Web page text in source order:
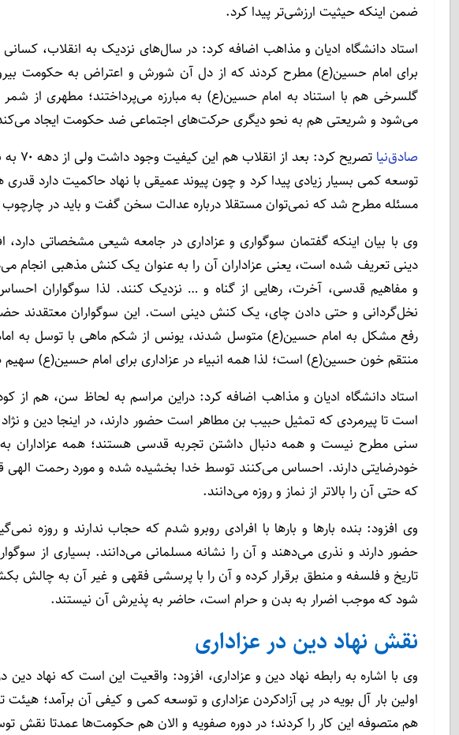
ضمن اینکه حیثیت ارزشی‌تر پیدا کرد.
استاد دانشگاه ادیان و مذاهب اضافه کرد: در سال‌های نزدیک به انقلاب،
برای امام حسین(ع) مطرح کردند که از دل آن شورش و اعتراض به حکومت
گلسرخی هم با استناد به امام حسین(ع) به مبارزه می‌پرداختند؛ مطهری
می‌شود و شریعتی هم به نحو دیگری حرکت‌های اجتماعی ضد حکومت ایجاد
صادق‌نیا
توسعه کمی بسیار زیادی پیدا کرد و چون پیوند عمیقی با نهاد حاکمیت دارد
مسئله مطرح شد که نمی‌توان مستقلا درباره عدالت سخن گفت و باید در
وی با بیان اینکه گفتمان سوگواری و عزاداری در جامعه شیعی مشخصاتی
دینی تعریف شده است، یعنی عزاداران آن را به عنوان یک کنش مذهبی انجام
و مفاهیم قدسی، آخرت، رهایی از گناه و … نزدیک کنند. لذا سوگواران
نخل‌گردانی و حتی دادن چای، یک کنش دینی است. این سوگواران معتقدند
رفع مشکل به امام حسین(ع) متوسل شدند، یونس از شکم ماهی با توسل به
منتقم خون حسین(ع) است؛ لذا همه انبیاء در عزاداری برای امام حسین(ع)
استاد دانشگاه ادیان و مذاهب اضافه کرد: دراین مراسم به لحاظ سن، هم از
است تا پیرمردی که تمثیل حبیب بن مطاهر است حضور دارند، در اینجا دین و
سنی مطرح نیست و همه دنبال داشتن تجربه قدسی هستند؛ همه عزاداران
خودرضایتی دارند. احساس می‌کنند توسط خدا بخشیده شده و مورد رحمت الهی
که حتی آن را بالاتر از نماز و روزه می‌دانند.
وی افزود: بنده بارها و بارها با افرادی روبرو شدم که حجاب ندارند و روزه
حضور دارند و نذری می‌دهند و آن را نشانه مسلمانی می‌دانند. بسیاری از
تاریخ و فلسفه و منطق برقرار کرده و آن را با پرسشی فقهی و غیر آن به چالش
شود که موجب اضرار به بدن و حرام است، حاضر به پذیرش آن نیستند.
نقش نهاد دین در عزاداری
وی با اشاره به رابطه نهاد دین و عزاداری، افزود: واقعیت این است که نهاد
اولین بار آل بویه در پی آزادکردن عزاداری و توسعه کمی و کیفی آن برآمد؛ هیئت
هم متصوفه این کار را کردند؛ در دوره صفویه و الان هم حکومت‌ها عمدتا نقش